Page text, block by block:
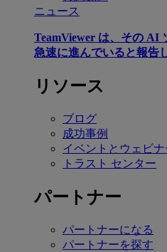
ニュース
TeamViewer は、その AI
急速に進んでいると報告
リソース
ブログ
成功事例
イベントとウェビナ
トラスト センター
パートナー
パートナーになる
パートナーを探す